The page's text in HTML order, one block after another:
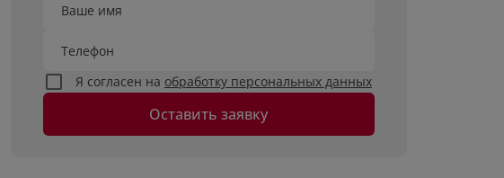
Ваше имя
Телефон
Я согласен на обработку персональных данных
Оставить заявку